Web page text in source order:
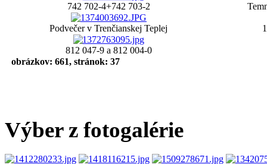
742 702-4+742 703-2
Podvečer v Trenčianskej Teplej
812 047-9 a 812 004-0
obrázkov: 661, stránok: 37
Výber z fotogalérie